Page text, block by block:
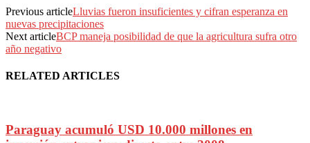
Previous articleLluvias fueron insuficientes y cifran esperanza en
nuevas precipitaciones
Next articleBCP maneja posibilidad de que la agricultura sufra otro
año negativo
RELATED ARTICLES
Paraguay acumuló USD 10.000 millones en